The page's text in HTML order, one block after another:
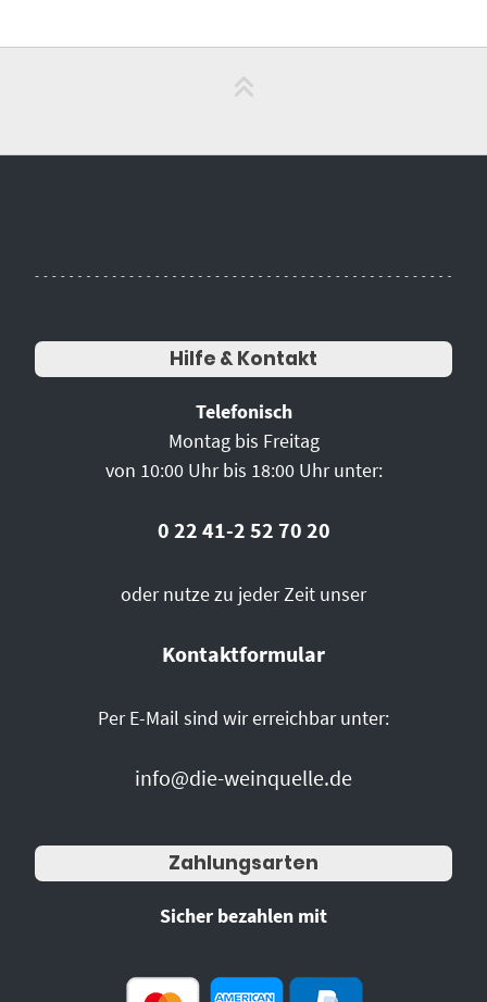
Hilfe & Kontakt
Telefonisch
Montag bis Freitag
von 10:00 Uhr bis 18:00 Uhr unter:
0 22 41-2 52 70 20
oder nutze zu jeder Zeit unser
Kontaktformular
Per E-Mail sind wir erreichbar unter:
info@die-weinquelle.de
Zahlungsarten
Sicher bezahlen mit